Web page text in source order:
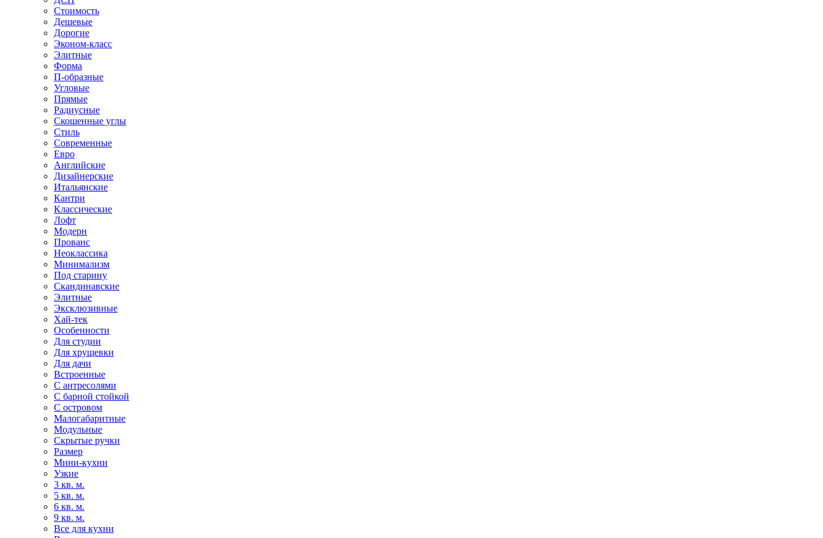
Стоимость
Дешевые
Дорогие
Эконом-класс
Элитные
Форма
П-образные
Угловые
Прямые
Радиусные
Скошенные углы
Стиль
Современные
Евро
Английские
Дизайнерские
Итальянские
Кантри
Классические
Лофт
Модерн
Прованс
Неоклассика
Минимализм
Под старину
Скандинавские
Элитные
Эксклюзивные
Хай-тек
Особенности
Для студии
Для хрущевки
Для дачи
Встроенные
С антресолями
С барной стойкой
С островом
Малогабаритные
Модульные
Скрытые ручки
Размер
Мини-кухни
Узкие
3 кв. м.
5 кв. м.
6 кв. м.
9 кв. м.
Все для кухни